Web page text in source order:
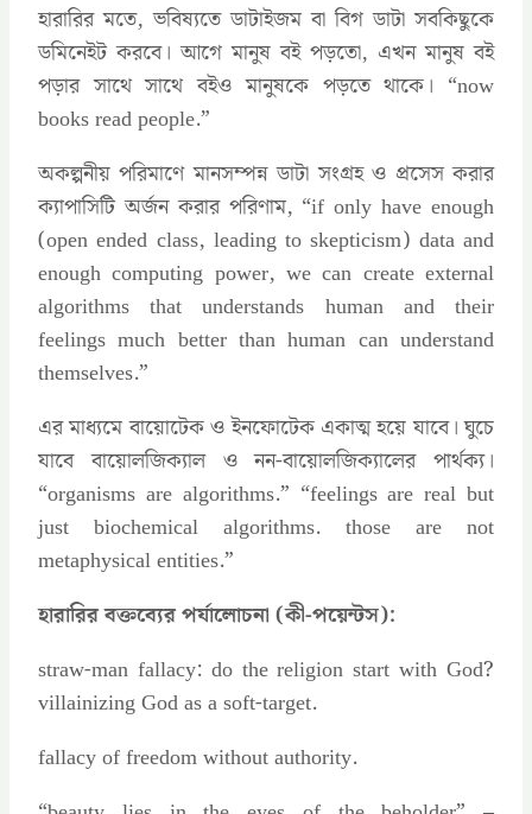
হারারির মতে, ভবিষ্যতে ডাটাইজম বা বিগ ডাটা সবকিছুকে
ডমিনেইট করবে। আগে মানুষ বই পড়তো, এখন মানুষ বই
পড়ার সাথে সাথে বইও মানুষকে পড়তে থাকে। “now
books read people.”
অকল্পনীয় পরিমাণে মানসম্পন্ন ডাটা সংগ্রহ ও প্রসেস করার
ক্যাপাসিটি অর্জন করার পরিণাম, “if only have enough
(open ended class, leading to skepticism) data and
enough computing power, we can create external
algorithms that understands human and their
feelings much better than human can understand
themselves.”
এর মাধ্যমে বায়োটেক ও ইনফোটেক একাত্ম হয়ে যাবে। ঘুচে
যাবে বায়োলজিক্যাল ও নন-বায়োলজিক্যালের পার্থক্য।
“organisms are algorithms.” “feelings are real but
just biochemical algorithms. those are not
metaphysical entities.”
হারারির বক্তব্যের পর্যালোচনা (কী-পয়েন্টস):
straw-man fallacy: do the religion start with God?
villainizing God as a soft-target.
fallacy of freedom without authority.